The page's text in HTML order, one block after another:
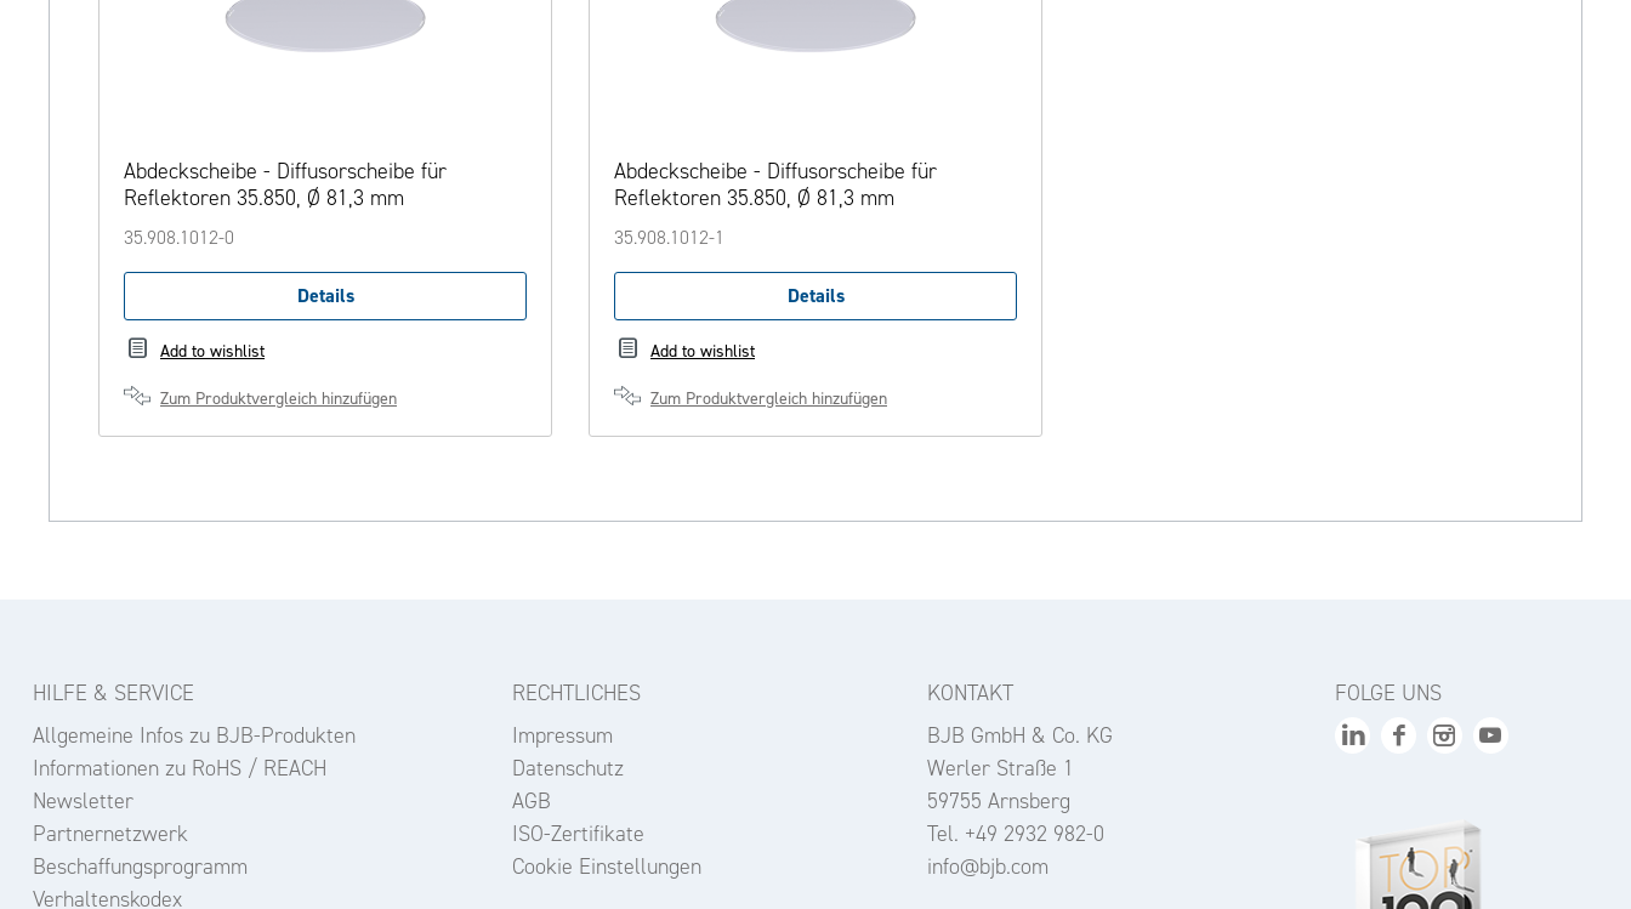
Abdeckscheibe - Diffusorscheibe für
Reflektoren 35.850, Ø 81,3 mm
35.908.1012-0
Details
Add to wishlist
Zum Produktvergleich hinzufügen
Abdeckscheibe - Diffusorscheibe für
Reflektoren 35.850, Ø 81,3 mm
35.908.1012-1
Details
Add to wishlist
Zum Produktvergleich hinzufügen
HILFE & SERVICE
Allgemeine Infos zu BJB-Produkten
Informationen zu RoHS / REACH
Newsletter
Partnernetzwerk
Beschaffungsprogramm
Verhaltenskodex
RECHTLICHES
Impressum
Datenschutz
AGB
ISO-Zertifikate
Cookie Einstellungen
KONTAKT
BJB GmbH & Co. KG
Werler Straße 1
59755 Arnsberg
Tel. +49 2932 982-0
info@bjb.com
FOLGE UNS